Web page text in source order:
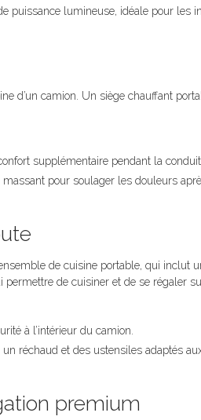
puissance lumineuse, idéale pour les
d’un camion. Un siège chauffant
supplémentaire pendant la
pour soulager les douleurs
de cuisine portable, qui inclut
de cuisiner et de se régaler
à l’intérieur du camion.
réchaud et des ustensiles adaptés
premium